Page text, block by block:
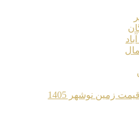
زمین نوشهر 1405